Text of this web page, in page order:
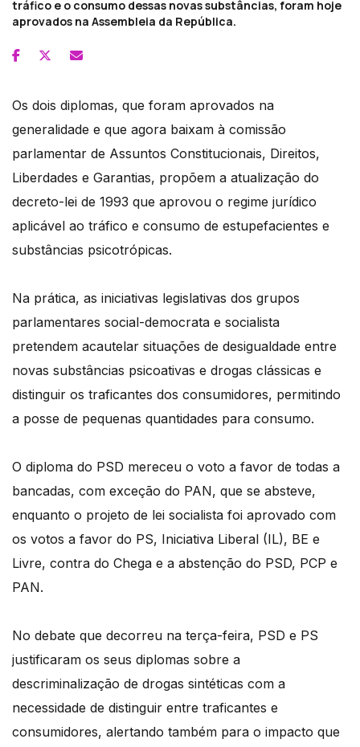
tráfico e o consumo dessas novas substâncias, foram hoje
aprovados na Assembleia da República.
Os dois diplomas, que foram aprovados na
generalidade e que agora baixam à comissão
parlamentar de Assuntos Constitucionais, Direitos,
Liberdades e Garantias, propõem a atualização do
decreto-lei de 1993 que aprovou o regime jurídico
aplicável ao tráfico e consumo de estupefacientes e
substâncias psicotrópicas.
Na prática, as iniciativas legislativas dos grupos
parlamentares social-democrata e socialista
pretendem acautelar situações de desigualdade entre
novas substâncias psicoativas e drogas clássicas e
distinguir os traficantes dos consumidores, permitindo
a posse de pequenas quantidades para consumo.
O diploma do PSD mereceu o voto a favor de todas a
bancadas, com exceção do PAN, que se absteve,
enquanto o projeto de lei socialista foi aprovado com
os votos a favor do PS, Iniciativa Liberal (IL), BE e
Livre, contra do Chega e a abstenção do PSD, PCP e
PAN.
No debate que decorreu na terça-feira, PSD e PS
justificaram os seus diplomas sobre a
descriminalização de drogas sintéticas com a
necessidade de distinguir entre traficantes e
consumidores, alertando também para o impacto que